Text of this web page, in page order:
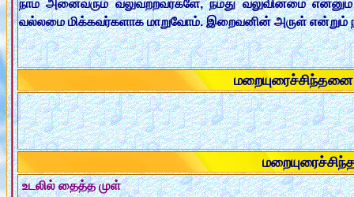
நாம் அனைவரும் வலுவற்றவர்களே, நமது வலுவின்மை
வல்லமை மிக்கவர்களாக மாறுவோம். இறைவனின் அருள் என்றும்
உடலில் தைத்த முள்